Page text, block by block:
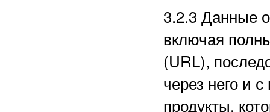
3.2.3 Данные
включая
(URL),
через него и
продукты,